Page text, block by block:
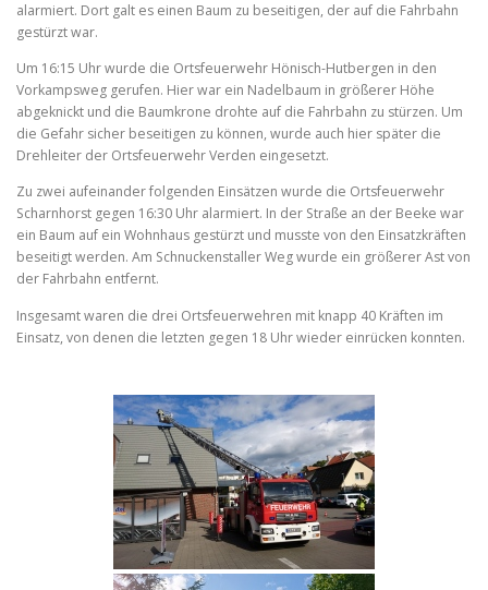
alarmiert. Dort galt es einen Baum zu beseitigen, der auf die Fahrbahn
gestürzt war.
Um 16:15 Uhr wurde die Ortsfeuerwehr Hönisch-Hutbergen in den
Vorkampsweg gerufen. Hier war ein Nadelbaum in größerer Höhe
abgeknickt und die Baumkrone drohte auf die Fahrbahn zu stürzen. Um
die Gefahr sicher beseitigen zu können, wurde auch hier später die
Drehleiter der Ortsfeuerwehr Verden eingesetzt.
Zu zwei aufeinander folgenden Einsätzen wurde die Ortsfeuerwehr
Scharnhorst gegen 16:30 Uhr alarmiert. In der Straße an der Beeke war
ein Baum auf ein Wohnhaus gestürzt und musste von den Einsatzkräften
beseitigt werden. Am Schnuckenstaller Weg wurde ein größerer Ast von
der Fahrbahn entfernt.
Insgesamt waren die drei Ortsfeuerwehren mit knapp 40 Kräften im
Einsatz, von denen die letzten gegen 18 Uhr wieder einrücken konnten.